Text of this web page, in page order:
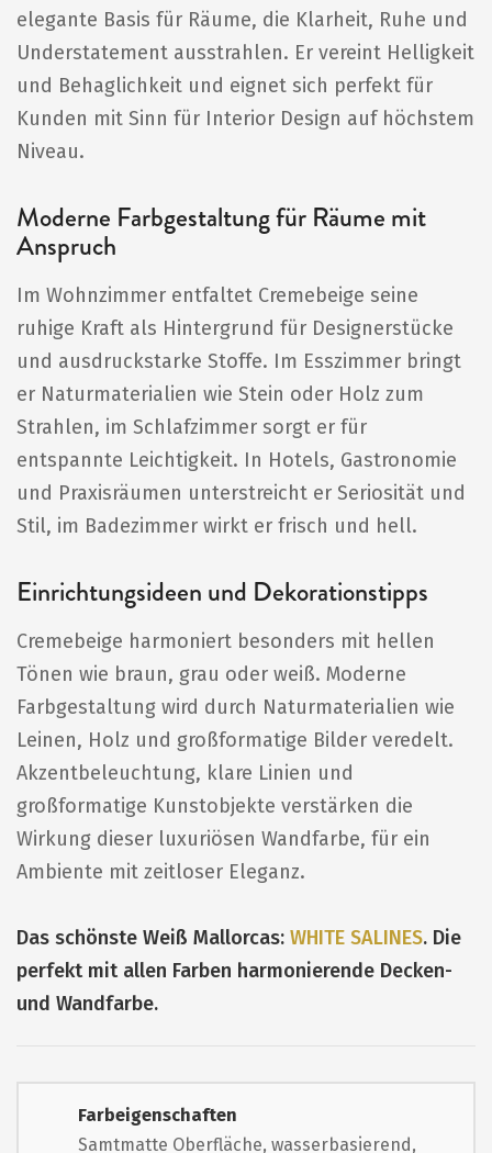
elegante Basis für Räume, die Klarheit, Ruhe und
Understatement ausstrahlen. Er vereint Helligkeit
und Behaglichkeit und eignet sich perfekt für
Kunden mit Sinn für Interior Design auf höchstem
Niveau.
Moderne Farbgestaltung für Räume mit
Anspruch
Im Wohnzimmer entfaltet Cremebeige seine
ruhige Kraft als Hintergrund für Designerstücke
und ausdruckstarke Stoffe. Im Esszimmer bringt
er Naturmaterialien wie Stein oder Holz zum
Strahlen, im Schlafzimmer sorgt er für
entspannte Leichtigkeit. In Hotels, Gastronomie
und Praxisräumen unterstreicht er Seriosität und
Stil, im Badezimmer wirkt er frisch und hell.
Einrichtungsideen und Dekorationstipps
Cremebeige harmoniert besonders mit hellen
Tönen wie braun, grau oder weiß. Moderne
Farbgestaltung wird durch Naturmaterialien wie
Leinen, Holz und großformatige Bilder veredelt.
Akzentbeleuchtung, klare Linien und
großformatige Kunstobjekte verstärken die
Wirkung dieser luxuriösen Wandfarbe, für ein
Ambiente mit zeitloser Eleganz.
Das schönste Weiß Mallorcas: WHITE SALINES. Die
perfekt mit allen Farben harmonierende Decken-
und Wandfarbe.
Farbeigenschaften
Samtmatte Oberfläche, wasserbasierend,